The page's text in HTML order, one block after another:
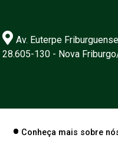
Av. Euterpe
28.605-130 - Nova
Conheça mais sobre